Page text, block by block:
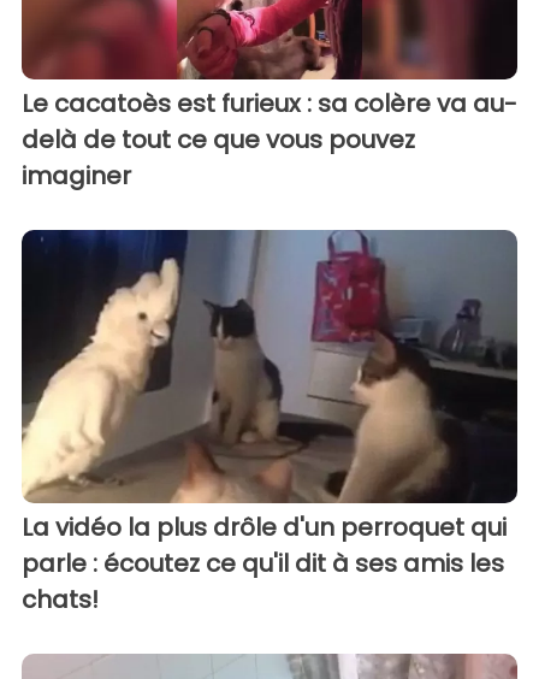
Le cacatoès est furieux : sa colère va au-
delà de tout ce que vous pouvez
imaginer
La vidéo la plus drôle d'un perroquet qui
parle : écoutez ce qu'il dit à ses amis les
chats!